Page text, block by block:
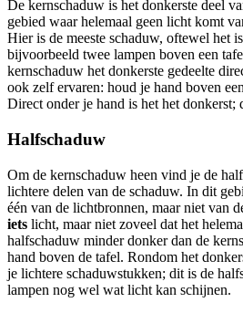
De kernschaduw is het donkerste deel
gebied waar helemaal geen licht komt
Hier is de meeste schaduw, oftewel het
bijvoorbeeld twee lampen boven een
kernschaduw het donkerste gedeelte
ook zelf ervaren: houd je hand boven
Direct onder je hand is het het donkerst;
Halfschaduw
Om de kernschaduw heen vind je de
lichtere delen van de schaduw. In dit
één van de lichtbronnen, maar niet van
iets licht, maar niet zoveel dat het
halfschaduw minder donker dan de
hand boven de tafel. Rondom het
je lichtere schaduwstukken; dit is de
lampen nog wel wat licht kan schijnen.